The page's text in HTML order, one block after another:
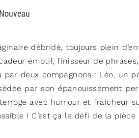
débridé, toujours plein
émotif, finisseur de
deux compagnons : Léo, un
par son épanouissement
avec humour et fraicheur
! C’est ça le défi de la